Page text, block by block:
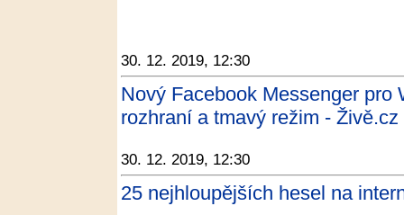
30. 12. 2019, 12:30
Nový Facebook Messenger
rozhraní a tmavý režim - Živě.cz
30. 12. 2019, 12:30
25 nejhloupějších hesel na